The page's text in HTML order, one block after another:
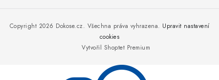
Vytvořil Shoptet Premium
Copyright 2026 Dokose.cz. Všechna práva vyhrazena. Upravit nastavení
cookies